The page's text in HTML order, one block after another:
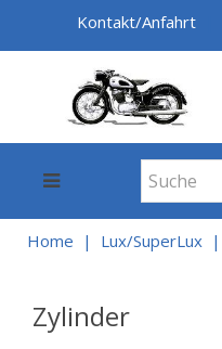
Kontakt/Anfahrt
Home Lux/SuperLux
Zylinder